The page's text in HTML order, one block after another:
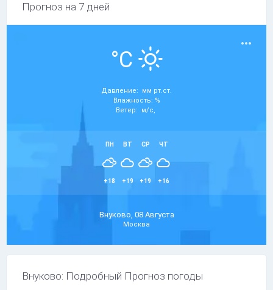
Прогноз на 7 дней
°C
Давление: мм рт.ст.
Влажность: %
Ветер: м/с,
ПН
+18
ВТ
+19
СР
+19
ЧТ
+16
Внуково, 08 Августа
Москва
Внуково: Подробный Прогноз погоды